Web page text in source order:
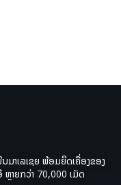
ມາເລເຊຍ ພ້ອມຍຶດເຄື່ອງຂອງ
ຫຼາຍກວ່າ 70,000 ເມັດ